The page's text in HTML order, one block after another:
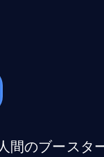
間のブースタ